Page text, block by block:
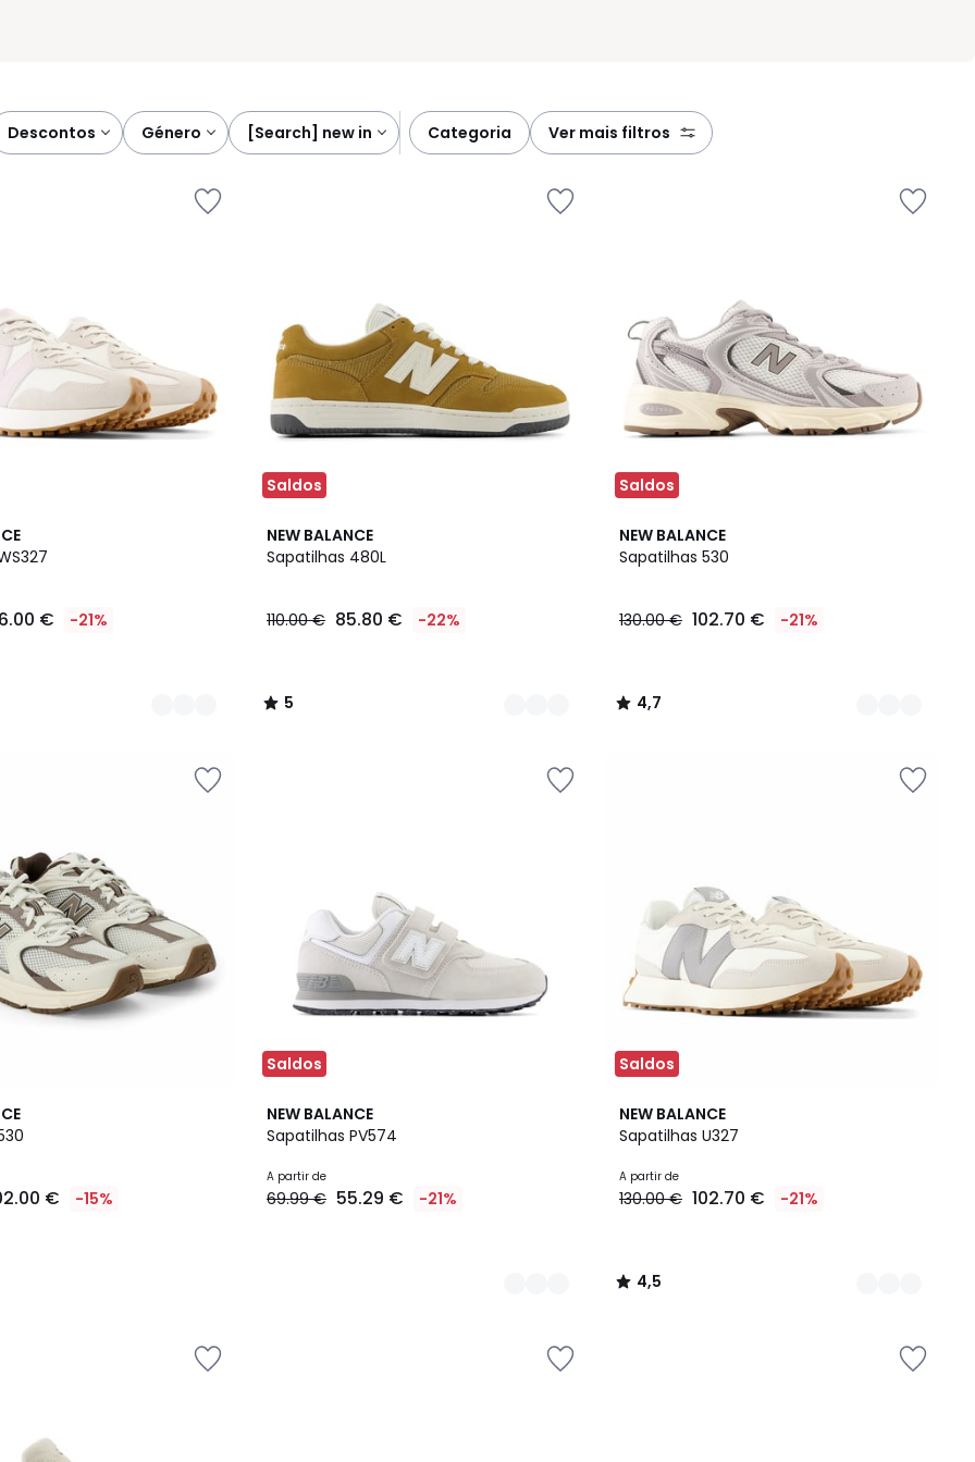
descontos género [search] new in categoria ver mais filtros
€ -21%
Saldos
NEW BALANCE
Sapatilhas 480L
110.00 € 85.80 € -22%
5
/
2
Cores
5
/
Saldos
NEW BALANCE
Sapatilhas 530
130.00 € 102.70 € -21%
4,7
/ 5
3
Cores
4,7
/
€ -15%
Saldos
NEW BALANCE
Sapatilhas PV574
A partir de
69.99 € 55.29 € -21%
3
Cores
Saldos
NEW BALANCE
Sapatilhas U327
A partir de
130.00 € 102.70 € -21%
4,5
/ 5
3
Cores
4,5
/